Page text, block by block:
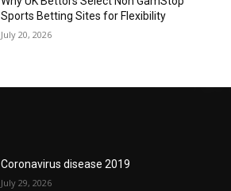
Sports Betting Sites for Flexibility
July 20, 2026
Coronavirus disease 2019
July 29, 2026